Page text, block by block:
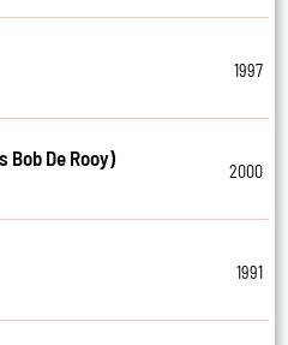
1997
Bob De Rooy)
2000
1991